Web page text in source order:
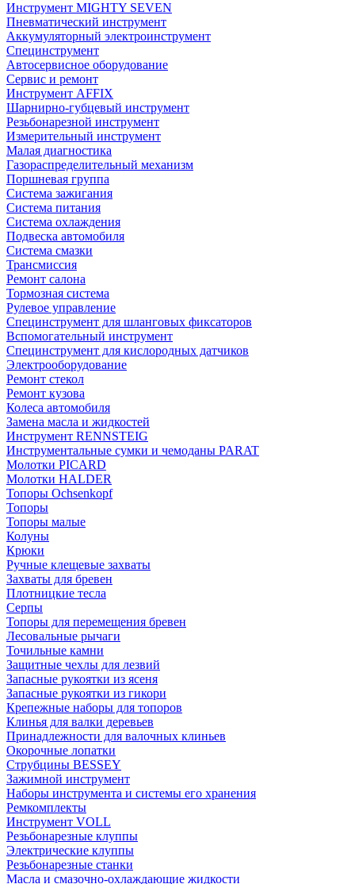
Инструмент MIGHTY SEVEN
Пневматический инструмент
Аккумуляторный электроинструмент
Специнструмент
Автосервисное оборудование
Сервис и ремонт
Инструмент AFFIX
Шарнирно-губцевый инструмент
Резьбонарезной инструмент
Измерительный инструмент
Малая диагностика
Газораспределительный механизм
Поршневая группа
Система зажигания
Система питания
Система охлаждения
Подвеска автомобиля
Система смазки
Трансмиссия
Ремонт салона
Тормозная система
Рулевое управление
Специнструмент для шланговых фиксаторов
Вспомогательный инструмент
Специнструмент для кислородных датчиков
Электрооборудование
Ремонт стекол
Ремонт кузова
Колеса автомобиля
Замена масла и жидкостей
Инструмент RENNSTEIG
Инструментальные сумки и чемоданы PARAT
Молотки PICARD
Молотки HALDER
Топоры Ochsenkopf
Топоры
Топоры малые
Колуны
Крюки
Ручные клещевые захваты
Захваты для бревен
Плотницкие тесла
Серпы
Топоры для перемещения бревен
Лесовальные рычаги
Точильные камни
Защитные чехлы для лезвий
Запасные рукоятки из ясеня
Запасные рукоятки из гикори
Крепежные наборы для топоров
Клинья для валки деревьев
Принадлежности для валочных клиньев
Окорочные лопатки
Струбцины BESSEY
Зажимной инструмент
Наборы инструмента и системы его хранения
Ремкомплекты
Инструмент VOLL
Резьбонарезные клуппы
Электрические клуппы
Резьбонарезные станки
Масла и смазочно-охлаждающие жидкости